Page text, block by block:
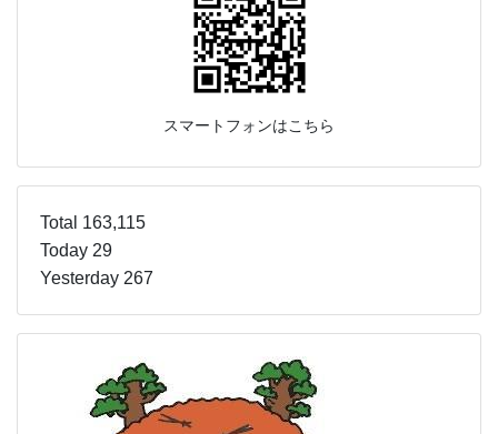
スマートフォンはこちら
Total 163,115
Today 29
Yesterday 267